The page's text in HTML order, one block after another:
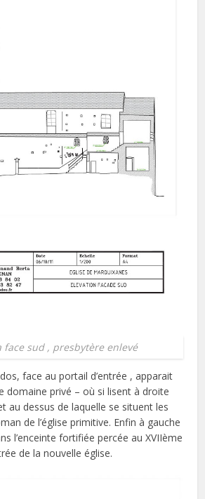
face sud , presbytère enlevé
face au portail d’entrée , apparait
domaine privé – où si lisent à droite
au dessus de laquelle se situent les
de l’église primitive. Enfin à gauche
l’enceinte fortifiée percée au XVIIème
de la nouvelle église.